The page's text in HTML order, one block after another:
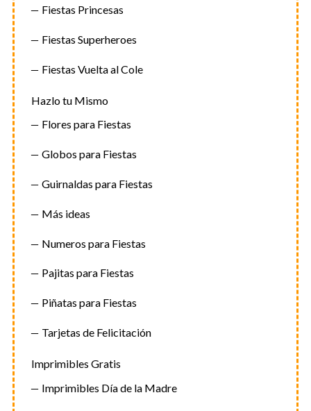
Fiestas Princesas
Fiestas Superheroes
Fiestas Vuelta al Cole
Hazlo tu Mismo
Flores para Fiestas
Globos para Fiestas
Guirnaldas para Fiestas
Más ideas
Numeros para Fiestas
Pajitas para Fiestas
Piñatas para Fiestas
Tarjetas de Felicitación
Imprimibles Gratis
Imprimibles Día de la Madre